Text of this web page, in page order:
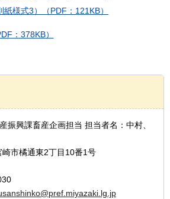
紙様式3）（PDF：121KB）
：378KB）
興課畜産企画担当 担当者名：中村、
市橘通東2丁目10番1号